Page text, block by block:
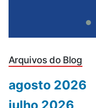
Arquivos do Blog
agosto 2026
julho 2026